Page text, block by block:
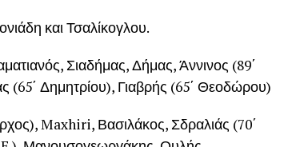
και Τσαλίκογλου.
Σιαδήμας, Δήμας, Άννινος (89΄
Δημητρίου), Γιαβρής (65΄ Θεοδώρου)
Maxhiri, Βασιλάκος, Σδραλιάς (70΄